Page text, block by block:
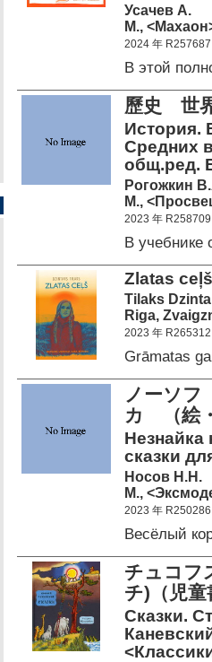
Усачев А.
М.,
2024 年 R257687
В этой
歷史 世
История.
Средних
общ.ред.
Рогожкин
М.,
2023 年 R258709
В учебнике
Zlatas
Tilaks
Riga,
2023 年 R265312
Grāmatas
ノーソ
カ （絵
Незнайка
сказки
Носов Н.Н.
М.,
2023 年 R250286
Весёлый
チュコフ
チ)（児
Сказки.